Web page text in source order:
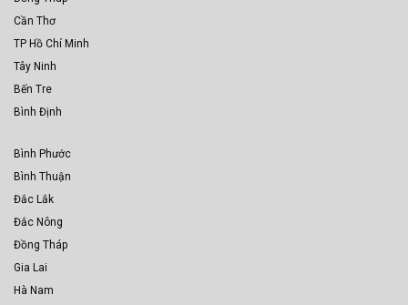
Cần Thơ
TP Hồ Chí Minh
Tây Ninh
Bến Tre
Bình Định
Bình Phước
Bình Thuận
Đắc Lắk
Đắc Nông
Đồng Tháp
Gia Lai
Hà Nam